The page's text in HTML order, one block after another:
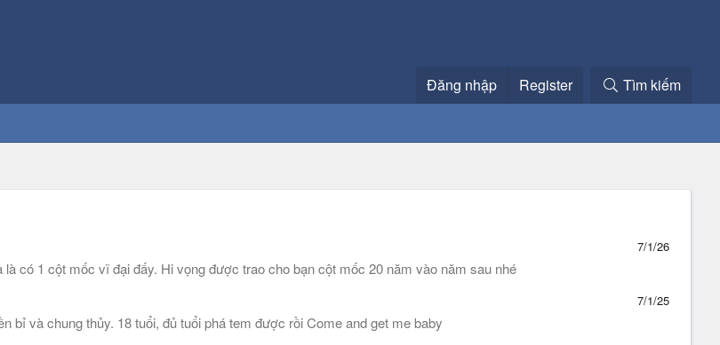
Đăng nhập Register Tìm kiếm
7/1/26
có 1 cột mốc vĩ đại đấy. Hi vọng được trao cho bạn cột mốc 20 năm vào năm sau nhé
7/1/25
bỉ và chung thủy. 18 tuổi, đủ tuổi phá tem được rồi Come and get me baby